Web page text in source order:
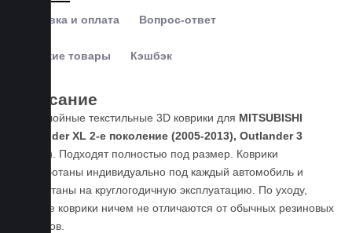
Доставка и оплата Вопрос-ответ
Похожие товары Кэшбэк
Описание
Пятислойные текстильные 3D коврики для MITSUBISHI
Outlander XL 2-е поколение (2005-2013), Outlander 3
(2012-) . Подходят полностью под размер. Коврики
разработаны индивидуально под каждый автомобиль и
рассчитаны на круглогодичную эксплуатацию. По уходу,
данные коврики ничем не отличаются от обычных резиновых
ковриков.